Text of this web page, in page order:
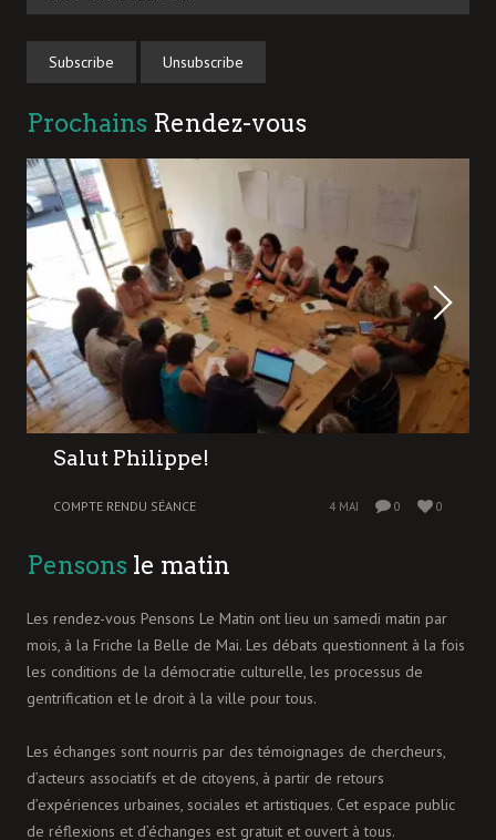
Prochains Rendez-vous
Salut Philippe!
COMPTE RENDU SÉANCE 4 MAI 0 0
Pensons le matin
Les rendez-vous Pensons Le Matin ont lieu un samedi matin par
mois, à la Friche la Belle de Mai. Les débats questionnent à la fois
les conditions de la démocratie culturelle, les processus de
gentrification et le droit à la ville pour tous.
Les échanges sont nourris par des témoignages de chercheurs,
d’acteurs associatifs et de citoyens, à partir de retours
d’expériences urbaines, sociales et artistiques. Cet espace public
de réflexions et d’échanges est gratuit et ouvert à tous.